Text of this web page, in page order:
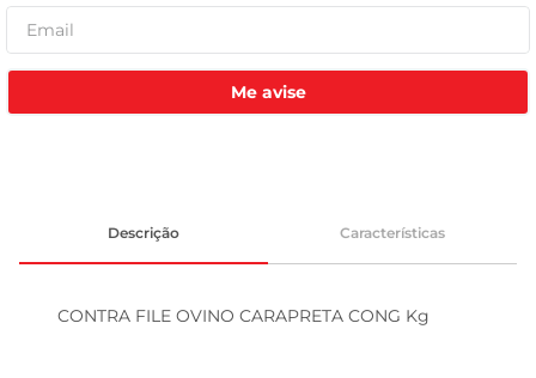
Me avise
Descrição Características
CONTRA FILE OVINO CARAPRETA CONG Kg